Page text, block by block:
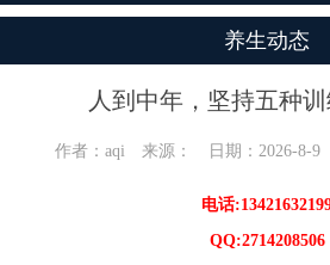
息
养生动态
人到中年，坚持五种
作者：aqi 来源： 日期：2026-8-9
电话
QQ:2714208506